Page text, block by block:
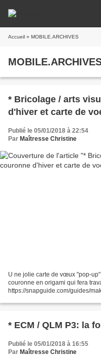
Accueil » MOBILE.ARCHIVES
* Bricolage / arts
d'hiver et carte de
Publié le 05/01/2018 à 22:54
Par Maîtresse Christine
U ne jolie carte de vœux "pop-
couronne en origami qui fera
https://snapguide.com/guides/
* ECM / QLM P3: la
Publié le 05/01/2018 à 16:55
Par Maîtresse Christine